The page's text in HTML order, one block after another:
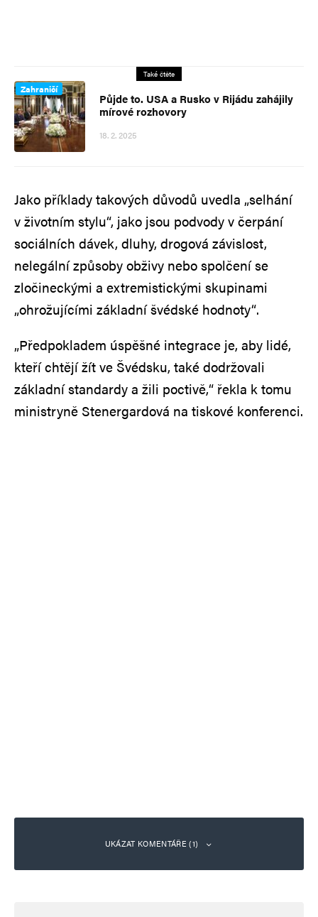
Také čtěte
Zahraničí
Půjde to. USA a Rusko v Rijádu zahájily
mírové rozhovory
18. 2. 2025
Jako příklady takových důvodů uvedla „selhání
v životním stylu“, jako jsou podvody v čerpání
sociálních dávek, dluhy, drogová závislost,
nelegální způsoby obživy nebo spolčení se
zločineckými a extremistickými skupinami
„ohrožujícími základní švédské hodnoty“.
„Předpokladem úspěšné integrace je, aby lidé,
kteří chtějí žít ve Švédsku, také dodržovali
základní standardy a žili poctivě,“ řekla k tomu
ministryně Stenergardová na tiskové konferenci.
UKÁZAT KOMENTÁŘE (1)